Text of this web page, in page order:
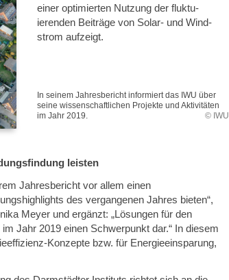
einer optimierten Nutzung der fluktu­
ierenden Beiträge von Solar- und Wind­
strom aufzeigt.
In seinem Jahresbericht informiert das IWU über
seine wissenschaftlichen Projekte und Aktivitäten
im Jahr 2019.
© IWU
leisten
Jahresbericht vor allem einen
des vergangenen Jahres bieten“,
Meyer und ergänzt: „Lösungen für den
Jahr 2019 einen Schwerpunkt dar.“ In diesem
Konzepte bzw. für Energieeinsparung,